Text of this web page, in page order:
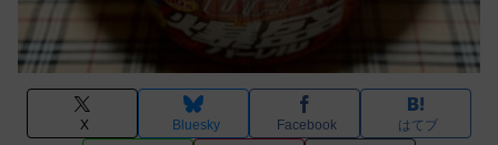
X Bluesky Facebook はてブ